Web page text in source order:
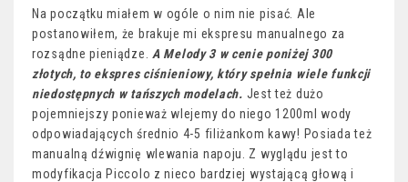
Na początku miałem w ogóle o nim nie pisać. Ale
postanowiłem, że brakuje mi ekspresu manualnego za
rozsądne pieniądze. A Melody 3 w cenie poniżej 300
złotych, to ekspres ciśnieniowy, który spełnia wiele funkcji
niedostępnych w tańszych modelach. Jest też dużo
pojemniejszy ponieważ wlejemy do niego 1200ml wody
odpowiadających średnio 4-5 filiżankom kawy! Posiada też
manualną dźwignię wlewania napoju. Z wyglądu jest to
modyfikacja Piccolo z nieco bardziej wystającą głową i